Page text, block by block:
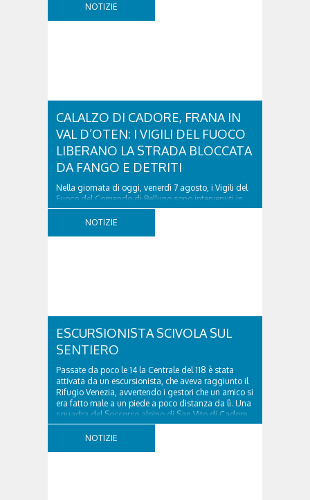
NOTIZIE
CALALZO DI CADORE, FRANA IN
VAL D’OTEN: I VIGILI DEL FUOCO
LIBERANO LA STRADA BLOCCATA
DA FANGO E DETRITI
Nella giornata di oggi, venerdì 7 agosto, i Vigili del
Fuoco del Comando di Belluno sono intervenuti in
località Diassa, in Val d’Oten, nel comune di Calalzo
di Cadore, per liberare una strada rimasta bloccata
NOTIZIE
ESCURSIONISTA SCIVOLA SUL
SENTIERO
Passate da poco le 14 la Centrale del 118 è stata
attivata da un escursionista, che aveva raggiunto il
Rifugio Venezia, avvertendo i gestori che un amico si
era fatto male a un piede a poco distanza da lì. Una
squadra del Soccorso alpino di San Vito di Cadore
ha quindi raggiunto l'infortunato...
NOTIZIE